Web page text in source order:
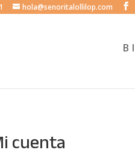
hola@senoritalollilop.com
cuenta